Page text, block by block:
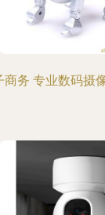
商务 专业数码摄